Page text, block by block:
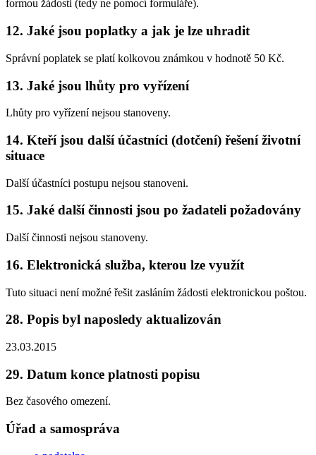
formou žádosti (tedy ne pomocí formuláře).
12. Jaké jsou poplatky a jak je lze uhradit
Správní poplatek se platí kolkovou známkou v hodnotě 50 Kč.
13. Jaké jsou lhůty pro vyřízení
Lhůty pro vyřízení nejsou stanoveny.
14. Kteří jsou další účastníci (dotčení) řešení životní
situace
Další účastníci postupu nejsou stanoveni.
15. Jaké další činnosti jsou po žadateli požadovány
Další činnosti nejsou stanoveny.
16. Elektronická služba, kterou lze využít
Tuto situaci není možné řešit zasláním žádosti elektronickou poštou.
28. Popis byl naposledy aktualizován
23.03.2015
29. Datum konce platnosti popisu
Bez časového omezení.
Úřad a samospráva